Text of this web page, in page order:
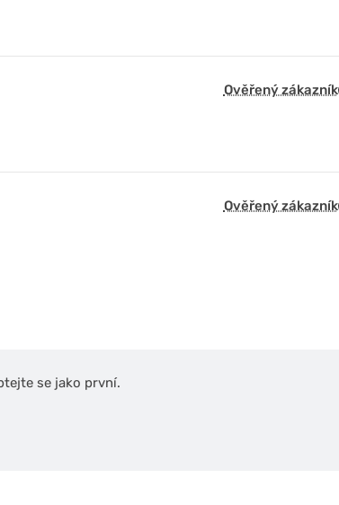
Ověřený zákazník
Ověřený zákazník
se jako první.